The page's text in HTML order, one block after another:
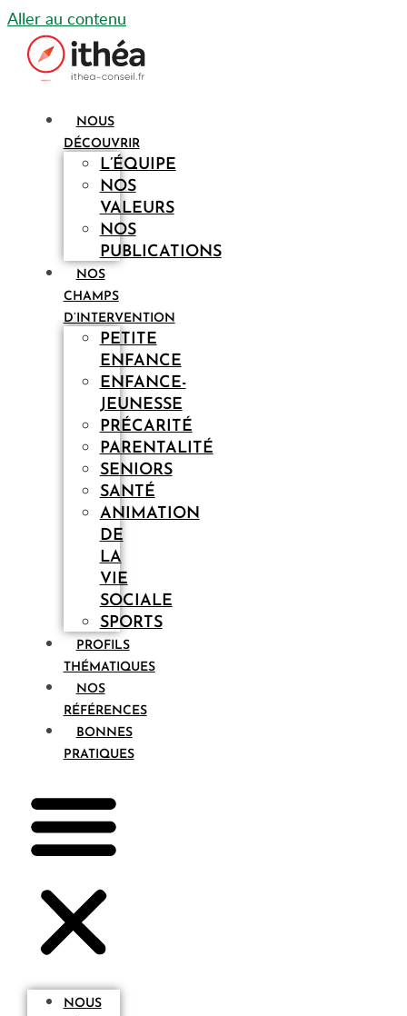
Aller au contenu
NOUS
DÉCOUVRIR
L’ÉQUIPE
NOS
VALEURS
NOS
PUBLICATIONS
NOS
CHAMPS
D’INTERVENTION
PETITE
ENFANCE
ENFANCE-
JEUNESSE
PRÉCARITÉ
PARENTALITÉ
SENIORS
SANTÉ
ANIMATION
DE
LA
VIE
SOCIALE
SPORTS
PROFILS
THÉMATIQUES
NOS
RÉFÉRENCES
BONNES
PRATIQUES
NOUS